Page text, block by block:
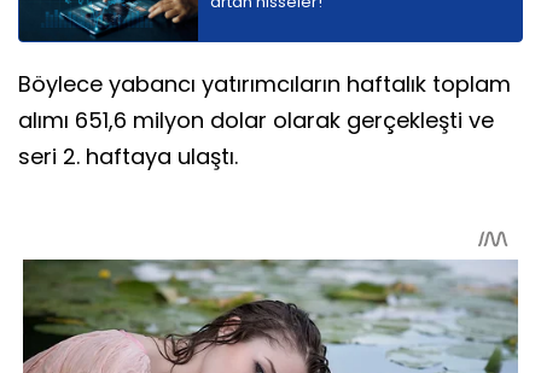
Böylece yabancı yatırımcıların haftalık toplam
alımı 651,6 milyon dolar olarak gerçekleşti ve
seri 2. haftaya ulaştı.